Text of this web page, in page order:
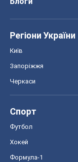
Регіони України
Київ
Запоріжжя
Черкаси
Спорт
Футбол
Хокей
Формула-1